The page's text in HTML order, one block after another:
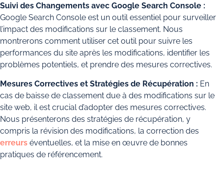
Suivi des Changements avec Google Search Console :
Google Search Console est un outil essentiel pour surveiller
l’impact des modifications sur le classement. Nous
montrerons comment utiliser cet outil pour suivre les
performances du site après les modifications, identifier les
problèmes potentiels, et prendre des mesures correctives.
Mesures Correctives et Stratégies de Récupération : En
cas de baisse de classement due à des modifications sur le
site web, il est crucial d’adopter des mesures correctives.
Nous présenterons des stratégies de récupération, y
compris la révision des modifications, la correction des
erreurs éventuelles, et la mise en œuvre de bonnes
pratiques de référencement.